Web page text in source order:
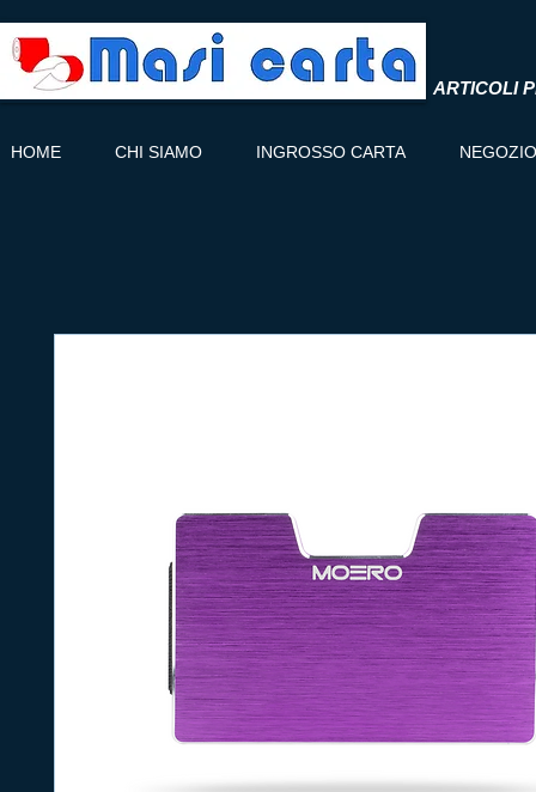
ARTICOLI
HOME CHI SIAMO INGROSSO CARTA NEGOZIO